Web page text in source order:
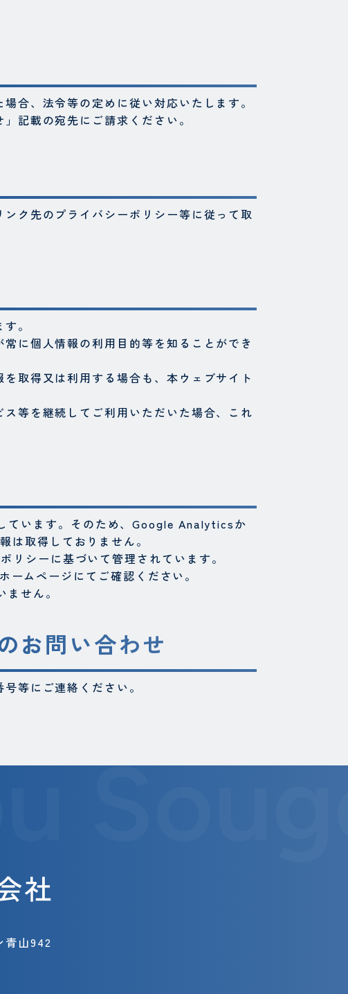
合、法令等の定めに従い対応いたします。
記載の宛先にご請求ください。
ク先のプライバシーポリシー等に従って取
。
に個人情報の利用目的等を知ることができ
取得又は利用する場合も、本ウェブサイト
等を継続してご利用いただいた場合、これ
ています。そのため、Google Analyticsか
取得しておりません。
シーに基づいて管理されています。
ムページにてご確認ください。
せん。
お問い合わせ
等にご連絡ください。
青山942